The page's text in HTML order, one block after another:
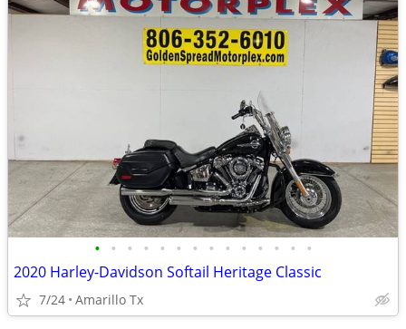
• • • • • • • • • • • • • •
2020 Harley-Davidson Softail Heritage Classic
7/24 Amarillo Tx